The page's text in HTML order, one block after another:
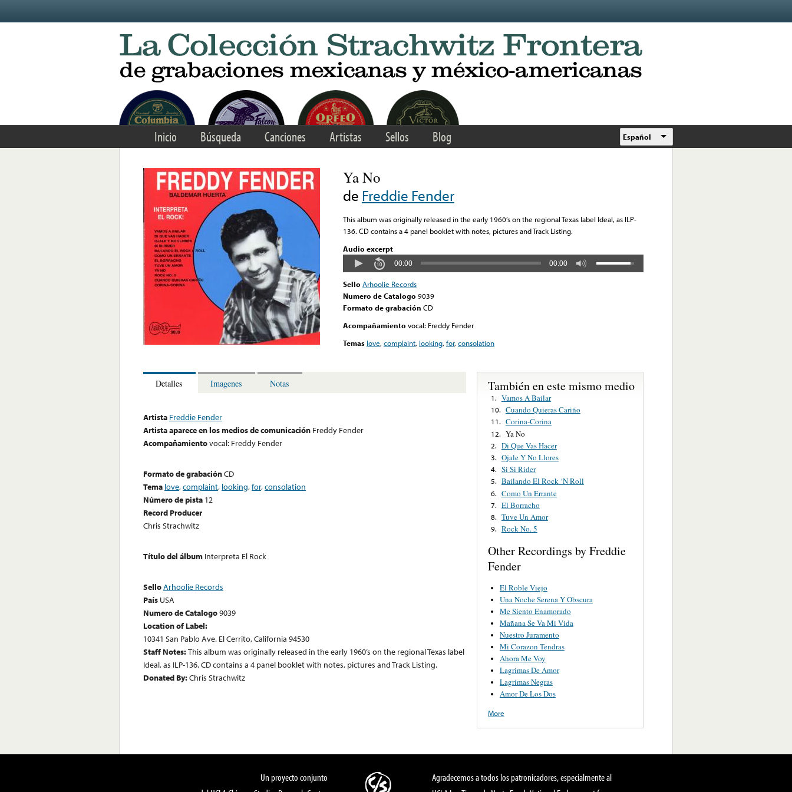
Inicio Búsqueda Canciones Artistas Sellos Blog Español
Ya No
de Freddie Fender
This album was originally released in the early 1960’s on the regional Texas label Ideal, as ILP-
136. CD contains a 4 panel booklet with notes, pictures and Track Listing.
Audio excerpt
00:00 00:00
Sello Arhoolie Records
Numero de Catalogo 9039
Formato de grabación CD
Acompañamiento vocal: Freddy Fender
Temas love,complaint, looking,for,consolation
Detalles Imagenes Notas
Artista Freddie Fender
Artista aparece en los medios de comunicación Freddy Fender
Acompañamientovocal: Freddy Fender
Formato de grabaciónCD
Tema love,complaint, looking,for,consolation
Número de pista 12
Record Producer
Chris Strachwitz
Título del álbum Interpreta El Rock
SelloArhoolie Records
País USA
Numero de Catalogo9039
Location of Label:
10341 San Pablo Ave. El Cerrito, California 94530
Staff Notes:This album was originally released in the early 1960’s on the regional Texas label
Ideal, as ILP-136. CD contains a 4 panel booklet with notes, pictures and Track Listing.
Donated By:Chris Strachwitz
También en este mismo medio
1. Vamos A Bailar
10. Cuando Quieras Cariño
11. Corina-Corina
12. Ya No
2. Di Que Vas Hacer
3. Ojale Y No Llores
4. Si Si Rider
5. Bailando El Rock ‘N Roll
6. Como Un Errante
7. El Borracho
8. Tuve Un Amor
9. Rock No. 5
Other Recordings by Freddie
Fender
El Roble Viejo
Una Noche Serena Y Obscura
Me Siento Enamorado
Mañana Se Va Mi Vida
Nuestro Juramento
Mi Corazon Tendras
Ahora Me Voy
Lagrimas De Amor
Lagrimas Negras
Amor De Los Dos
More
Un proyecto conjunto
Agradecemos a todos los patronicadores, especialmente al